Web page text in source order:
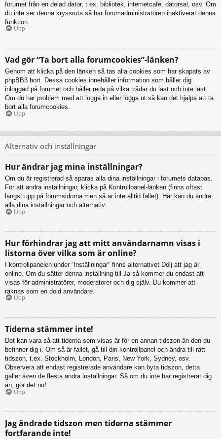
forumet från en delad dator, t.ex. bibliotek, internetcafé, datorsal, osv. Om
du inte ser denna kryssruta så har forumadministratören inaktiverat denna
funktion.
Upp
Vad gör “Ta bort alla forumcookies”-länken?
Genom att klicka på den länken så tas alla cookies som har skapats av
phpBB3 bort. Dessa cookies innehåller information som håller dig
inloggad på forumet och håller reda på vilka trådar du läst och inte läst.
Om du har problem med att logga in eller logga ut så kan det hjälpa att ta
bort alla forumcookies.
Upp
Alternativ och inställningar
Hur ändrar jag mina inställningar?
Om du är registrerad så sparas alla dina inställningar i forumets databas.
För att ändra inställningar, klicka på Kontrollpanel-länken (finns oftast
längst upp på forumsidorna men så är inte alltid fallet). Här kan du ändra
alla dina inställningar och alternativ.
Upp
Hur förhindrar jag att mitt användarnamn visas i
listorna över vilka som är online?
I kontrollpanelen under “Inställningar” finns alternativet Dölj att jag är
online. Om du sätter denna inställning till Ja så kommer du endast att
visas för administratörer, moderatorer och dig själv. Du kommer att
räknas som en dold användare.
Upp
Tiderna stämmer inte!
Det kan vara så att tiderna som visas är för en annan tidszon än den du
befinner dig i. Om så är fallet, gå till din kontrollpanel och ändra till rätt
tidszon, t.ex. Stockholm, London, Paris, New York, Sydney, osv.
Observera att endast registrerade användare kan byta tidszon, detta
gäller även de flesta andra inställningar. Så om du inte har registrerat dig
än, gör det nu!
Upp
Jag ändrade tidszon men tiderna stämmer
fortfarande inte!